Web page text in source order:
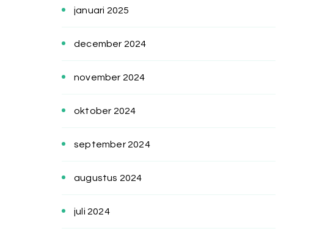
januari 2025
december 2024
november 2024
oktober 2024
september 2024
augustus 2024
juli 2024